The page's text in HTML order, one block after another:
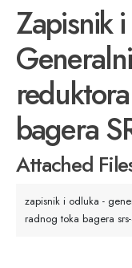
Zapisnik
bagera
Attached
zapisnik i odluka -
radnog toka bagera